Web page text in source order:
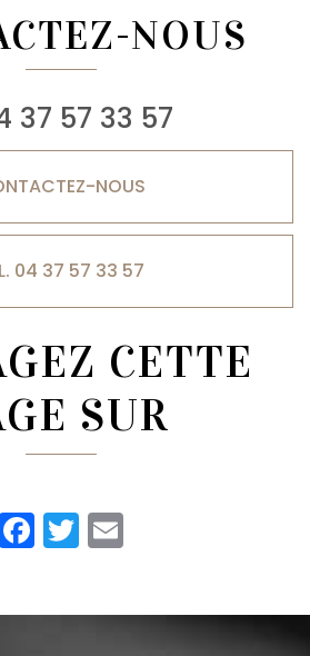
NOUS
37 57 33 57
NOUS
04 37 57 33 57
CETTE
SUR
Facebook
Twitter